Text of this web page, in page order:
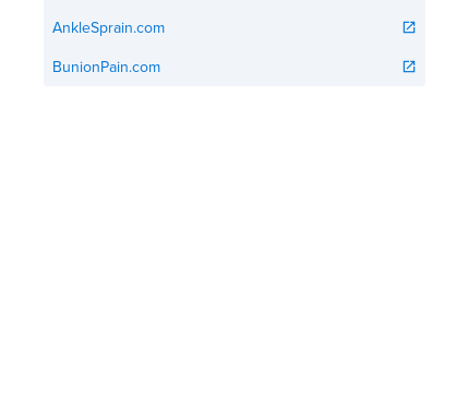
AnkleSprain.com open_in_new
BunionPain.com open_in_new